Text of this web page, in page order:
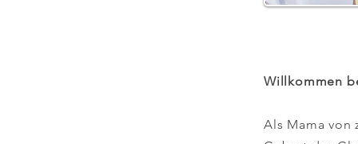
Willkommen
Als Mama von